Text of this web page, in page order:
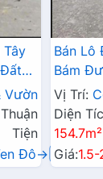
Giá
Vườn
Tiện
Đô→
Bán Lô
Bám
Dân
Vị Trí:
Diện
154.7m²
Giá: